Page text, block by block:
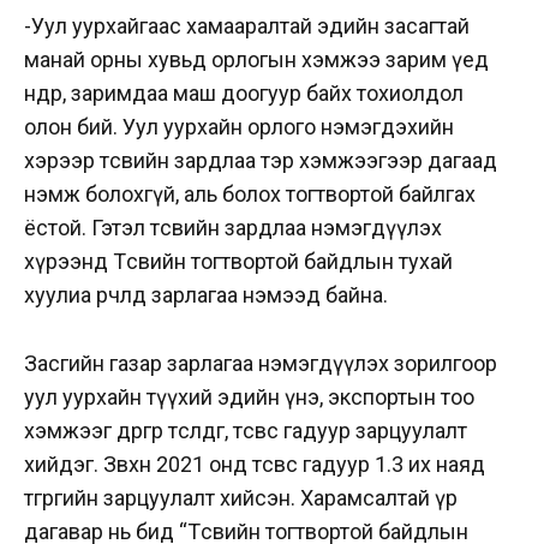
-Уул уурхайгаас хамааралтай эдийн засагтай
манай орны хувьд орлогын хэмжээ зарим үед
өндөр, заримдаа маш доогуур байх тохиолдол
олон бий. Уул уурхайн орлого нэмэгдэхийн
хэрээр төсвийн зардлаа тэр хэмжээгээр дагаад
нэмж болохгүй, аль болох тогтвортой байлгах
ёстой. Гэтэл төсвийн зардлаа нэмэгдүүлэх
хүрээнд Төсвийн тогтвортой байдлын тухай
хуулиа өөрчлөөд зарлагаа нэмээд байна.
Засгийн газар зарлагаа нэмэгдүүлэх зорилгоор
уул уурхайн түүхий эдийн үнэ, экспортын тоо
хэмжээг өөдрөгөөр төсөөлдөг, төсвөөс гадуур зарцуулалт
хийдэг. Зөвхөн 2021 онд төсвөөс гадуур 1.3 их наяд
төгрөгийн зарцуулалт хийсэн. Харамсалтай үр
дагавар нь бид “Төсвийн тогтвортой байдлын